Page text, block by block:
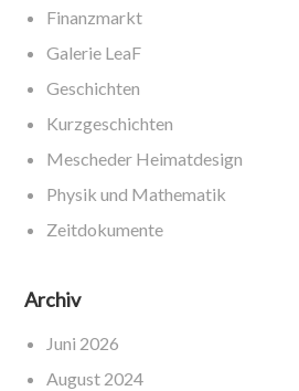
Finanzmarkt
Galerie LeaF
Geschichten
Kurzgeschichten
Mescheder Heimatdesign
Physik und Mathematik
Zeitdokumente
Archiv
Juni 2026
August 2024